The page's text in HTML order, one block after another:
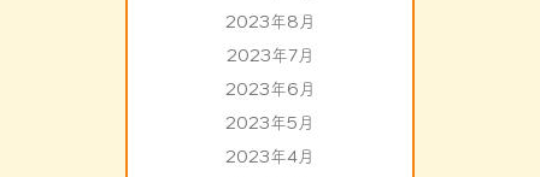
2023年8月
2023年7月
2023年6月
2023年5月
2023年4月